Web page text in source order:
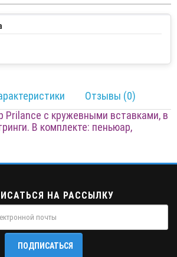
Отзывы (0)
Prilance с кружевными вставками, в
В комплекте: пеньюар,
НА РАССЫЛКУ
ПОДПИСАТЬСЯ